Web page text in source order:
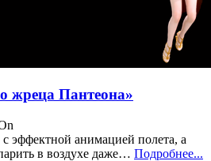
жреца Пантеона»
эффектной анимацией полета, а
в воздухе даже… Подробнее...